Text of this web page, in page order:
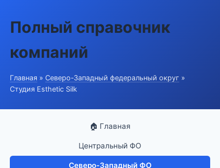
Полный справочник
компаний
Главная » Северо-Западный федеральный округ »
Студия Esthetic Silk
🏠 Главная
Центральный ФО
Северо-Западный ФО